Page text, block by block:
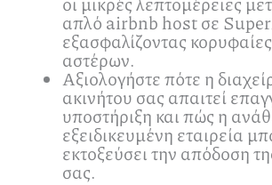
απλό airbnb host σε
εξασφαλίζοντας κορυφαίες
αστέρων.
Αξιολογήστε πότε η
ακινήτου σας απαιτεί
υποστήριξη και πώς η
εξειδικευμένη εταιρεία
εκτοξεύσει την απόδοση
σας.